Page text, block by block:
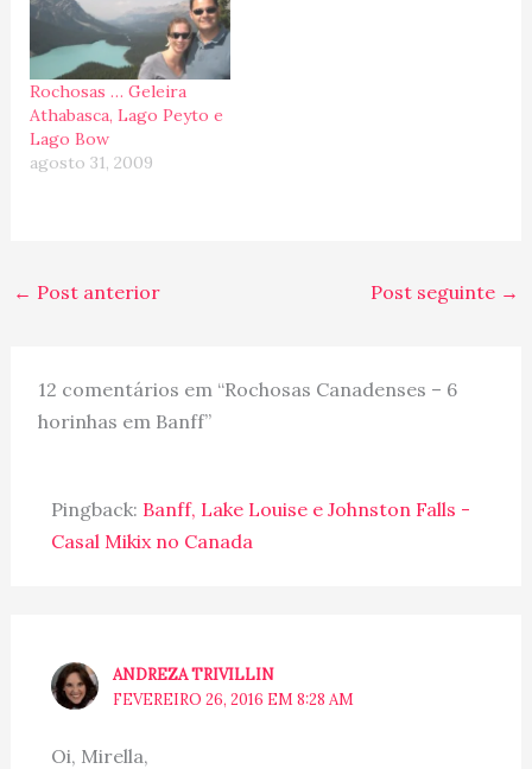
Rochosas … Geleira
Athabasca, Lago Peyto e
Lago Bow
agosto 31, 2009
← Post anterior Post seguinte →
12 comentários em “Rochosas Canadenses – 6
horinhas em Banff”
Pingback: Banff, Lake Louise e Johnston Falls -
Casal Mikix no Canada
ANDREZA TRIVILLIN
FEVEREIRO 26, 2016 EM 8:28 AM
Oi, Mirella,